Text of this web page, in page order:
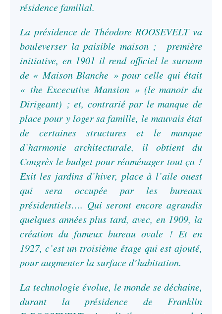
résidence familial.
La présidence de Théodore ROOSEVELT va
bouleverser la paisible maison ; première
initiative, en 1901 il rend officiel le surnom
de « Maison Blanche » pour celle qui était
« the Excecutive Mansion » (le manoir du
Dirigeant) ; et, contrarié par le manque de
place pour y loger sa famille, le mauvais état
de certaines structures et le manque
d’harmonie architecturale, il obtient du
Congrès le budget pour réaménager tout ça !
Exit les jardins d’hiver, place à l’aile ouest
qui sera occupée par les bureaux
présidentiels…. Qui seront encore agrandis
quelques années plus tard, avec, en 1909, la
création du fameux bureau ovale ! Et en
1927, c’est un troisième étage qui est ajouté,
pour augmenter la surface d’habitation.
La technologie évolue, le monde se déchaine,
durant la présidence de Franklin